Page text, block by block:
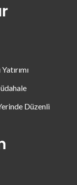
Düzenli